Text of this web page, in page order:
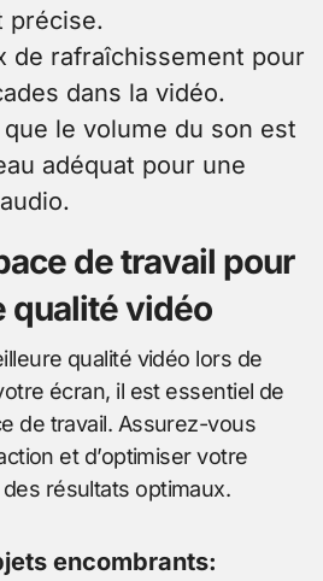
précise.
de rafraîchissement pour
dans la vidéo.
le volume du son est
adéquat pour une
de travail pour
qualité vidéo
qualité vidéo lors de
écran, il est essentiel de
de travail. Assurez-vous
et d’optimiser votre
résultats optimaux.
encombrants: